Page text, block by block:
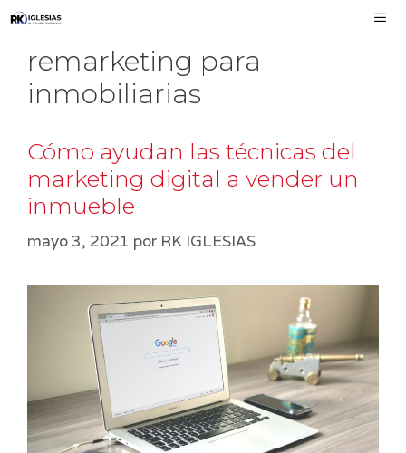
Saltar
contenido
remarketing para
inmobiliarias
Cómo ayudan las técnicas del
marketing digital a vender un
inmueble
mayo 3, 2021 por RK IGLESIAS